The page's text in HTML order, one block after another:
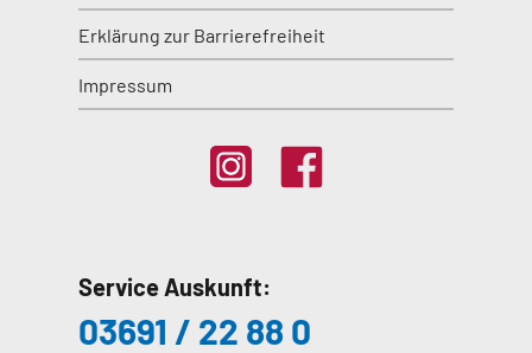
Erklärung zur Barrierefreiheit
Impressum
Service Auskunft:
03691 / 22 88 0